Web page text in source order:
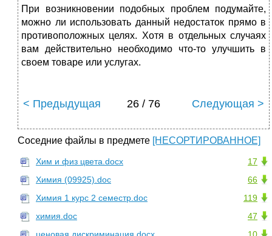
При возникновении подобных проблем подумайте,
можно ли использовать данный недостаток прямо в
противоположных целях. Хотя в отдельных случаях
вам действительно необходимо что-то улучшить в
своем товаре или услугах.
< Предыдущая 26 / 76 Следующая >
Соседние файлы в предмете [НЕСОРТИРОВАННОЕ]
17
Хим и физ цвета.docx
66
Химия (09925).doc
119
Химия 1 курс 2 семестр.doc
47
химия.doc